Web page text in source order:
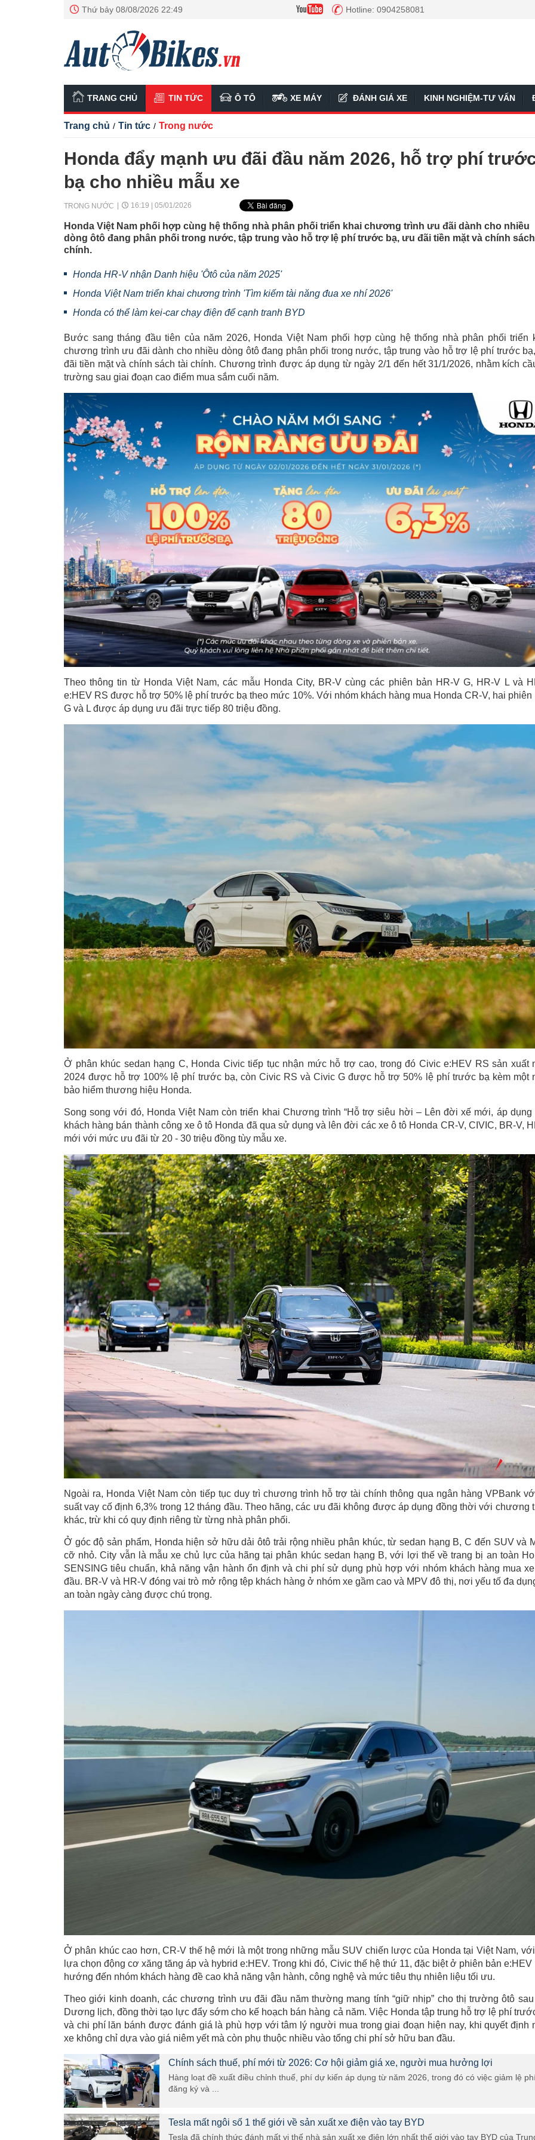
Thứ bảy 08/08/2026 22:49 Hotline: 0904258081
TRANG CHỦ TIN TỨC Ô TÔ XE MÁY ĐÁNH GIÁ XE KINH NGHIỆM-TƯ VẤN
Trang chủ / Tin tức / Trong nước
Honda đẩy mạnh ưu đãi đầu năm 2026, hỗ trợ phí
bạ cho nhiều mẫu xe
TRONG NƯỚC 16:19 | 05/01/2026
Honda Việt Nam phối hợp cùng hệ thống nhà phân phối triển khai chương trình ưu đãi dành cho nhiều
dòng ôtô đang phân phối trong nước, tập trung vào hỗ trợ lệ phí trước bạ, ưu đãi tiền mặt và chính
chính.
Honda HR-V nhận Danh hiệu 'Ôtô của năm 2025'
Honda Việt Nam triển khai chương trình 'Tìm kiếm tài năng đua xe nhí 2026'
Honda có thể làm kei-car chạy điện để cạnh tranh BYD
Bước sang tháng đầu tiên của năm 2026, Honda Việt Nam phối hợp cùng hệ thống nhà phân phối triển
chương trình ưu đãi dành cho nhiều dòng ôtô đang phân phối trong nước, tập trung vào hỗ trợ lệ phí trước
đãi tiền mặt và chính sách tài chính. Chương trình được áp dụng từ ngày 2/1 đến hết 31/1/2026, nhằm kích
trường sau giai đoạn cao điểm mua sắm cuối năm.
Theo thông tin từ Honda Việt Nam, các mẫu Honda City, BR-V cùng các phiên bản HR-V G, HR-V L và
e:HEV RS được hỗ trợ 50% lệ phí trước bạ theo mức 10%. Với nhóm khách hàng mua Honda CR-V, hai phiên
G và L được áp dụng ưu đãi trực tiếp 80 triệu đồng.
Ở phân khúc sedan hạng C, Honda Civic tiếp tục nhận mức hỗ trợ cao, trong đó Civic e:HEV RS sản xuất
2024 được hỗ trợ 100% lệ phí trước bạ, còn Civic RS và Civic G được hỗ trợ 50% lệ phí trước bạ kèm một
bảo hiểm thương hiệu Honda.
Song song với đó, Honda Việt Nam còn triển khai Chương trình “Hỗ trợ siêu hời – Lên đời xế mới, áp dụng
khách hàng bán thành công xe ô tô Honda đã qua sử dụng và lên đời các xe ô tô Honda CR-V, CIVIC, BR-V,
mới với mức ưu đãi từ 20 - 30 triệu đồng tùy mẫu xe.
Ngoài ra, Honda Việt Nam còn tiếp tục duy trì chương trình hỗ trợ tài chính thông qua ngân hàng VPBank
suất vay cố định 6,3% trong 12 tháng đầu. Theo hãng, các ưu đãi không được áp dụng đồng thời với chương
khác, trừ khi có quy định riêng từ từng nhà phân phối.
Ở góc độ sản phẩm, Honda hiện sở hữu dải ôtô trải rộng nhiều phân khúc, từ sedan hạng B, C đến SUV và
cỡ nhỏ. City vẫn là mẫu xe chủ lực của hãng tại phân khúc sedan hạng B, với lợi thế về trang bị an toàn
SENSING tiêu chuẩn, khả năng vận hành ổn định và chi phí sử dụng phù hợp với nhóm khách hàng mua
đầu. BR-V và HR-V đóng vai trò mở rộng tệp khách hàng ở nhóm xe gầm cao và MPV đô thị, nơi yếu tố đa
an toàn ngày càng được chú trọng.
Ở phân khúc cao hơn, CR-V thế hệ mới là một trong những mẫu SUV chiến lược của Honda tại Việt Nam,
lựa chọn động cơ xăng tăng áp và hybrid e:HEV. Trong khi đó, Civic thế hệ thứ 11, đặc biệt ở phiên bản e:HEV
hướng đến nhóm khách hàng đề cao khả năng vận hành, công nghệ và mức tiêu thụ nhiên liệu tối ưu.
Theo giới kinh doanh, các chương trình ưu đãi đầu năm thường mang tính “giữ nhịp” cho thị trường ôtô
Dương lịch, đồng thời tạo lực đẩy sớm cho kế hoạch bán hàng cả năm. Việc Honda tập trung hỗ trợ lệ phí
và chi phí lăn bánh được đánh giá là phù hợp với tâm lý người mua trong giai đoạn hiện nay, khi quyết định
xe không chỉ dựa vào giá niêm yết mà còn phụ thuộc nhiều vào tổng chi phí sở hữu ban đầu.
Chính sách thuế, phí mới từ 2026: Cơ hội giảm giá xe, người mua hưởng lợi
Hàng loạt đề xuất điều chỉnh thuế, phí dự kiến áp dụng từ năm 2026, trong đó có việc giảm lệ
đăng ký và ...
Tesla mất ngôi số 1 thế giới về sản xuất xe điện vào tay BYD
Tesla đã chính thức đánh mất vị thế nhà sản xuất xe điện lớn nhất thế giới vào tay BYD của